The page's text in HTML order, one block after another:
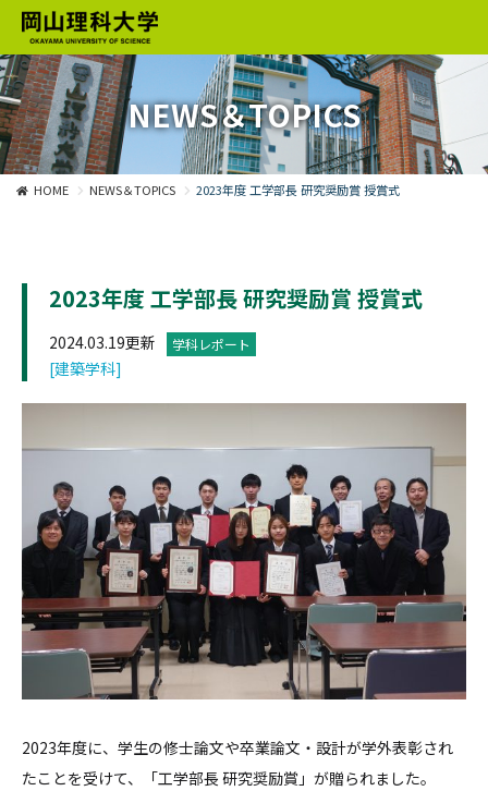
NEWS＆TOPICS
HOME NEWS＆TOPICS 2023年度 工学部長 研究奨励賞 授賞式
2023年度 工学部長 研究奨励賞 授賞式
2024.03.19更新 学科レポート
[建築学科]
2023年度に、学生の修士論文や卒業論文・設計が学外表彰され
たことを受けて、「工学部長 研究奨励賞」が贈られました。